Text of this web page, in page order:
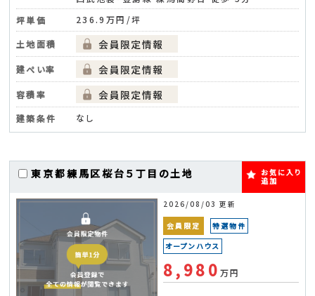
坪単価
236.9万円/坪
土地面積
建ぺい率
容積率
建築条件
なし
東京都練馬区桜台５丁目の土地
お気に入り
追加
2026/08/03 更新
会員限定
特選物件
オープンハウス
8,980万円